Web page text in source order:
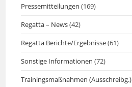
Pressemitteilungen (169)
Regatta – News(42)
Regatta Berichte/Ergebnisse(61)
Sonstige Informationen (72)
Trainingsmaßnahmen (Ausschreibg.)